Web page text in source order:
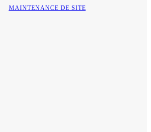
MAINTENANCE DE SITE